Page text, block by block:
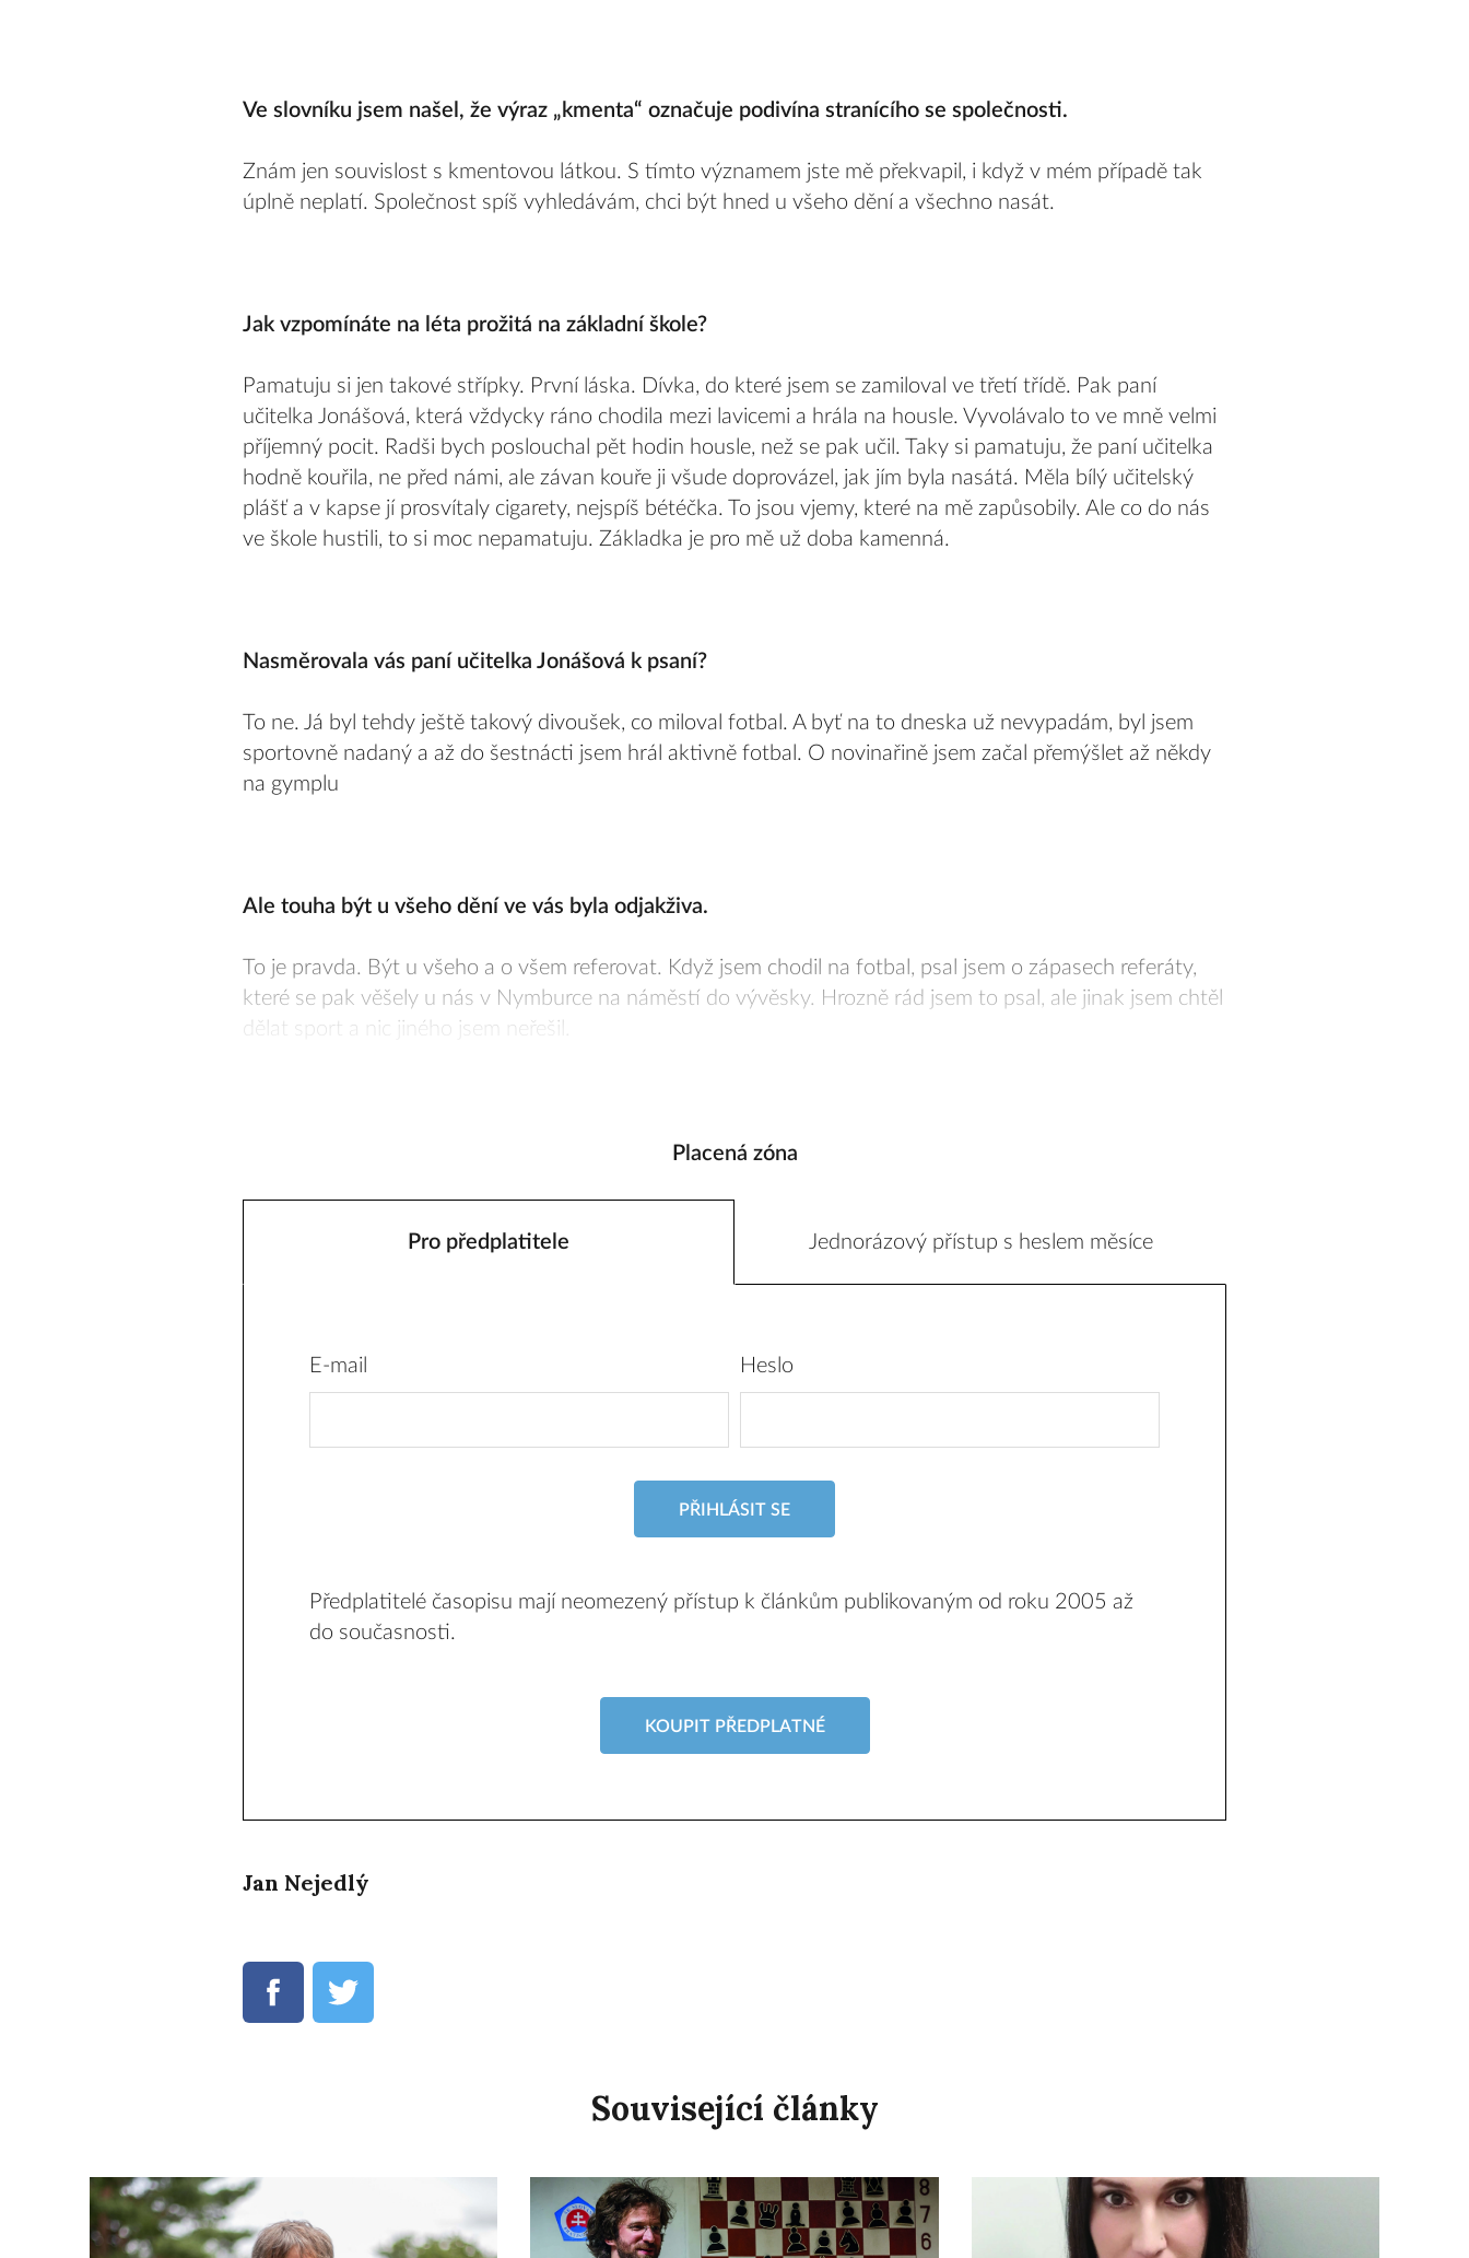
Ve slovníku jsem našel, že výraz „kmenta“ označuje podivína stranícího se společnosti.
Znám jen souvislost s kmentovou látkou. S tímto významem jste mě překvapil, i když v mém případě tak
úplně neplatí. Společnost spíš vyhledávám, chci být hned u všeho dění a všechno nasát.
Jak vzpomínáte na léta prožitá na základní škole?
Pamatuju si jen takové střípky. První láska. Dívka, do které jsem se zamiloval ve třetí třídě. Pak paní
učitelka Jonášová, která vždycky ráno chodila mezi lavicemi a hrála na housle. Vyvolávalo to ve mně velmi
příjemný pocit. Radši bych poslouchal pět hodin housle, než se pak učil. Taky si pamatuju, že paní učitelka
hodně kouřila, ne před námi, ale závan kouře ji všude doprovázel, jak jím byla nasátá. Měla bílý učitelský
plášť a v kapse jí prosvítaly cigarety, nejspíš bétéčka. To jsou vjemy, které na mě zapůsobily. Ale co do nás
ve škole hustili, to si moc nepamatuju. Základka je pro mě už doba kamenná.
Nasměrovala vás paní učitelka Jonášová k psaní?
To ne. Já byl tehdy ještě takový divoušek, co miloval fotbal. A byť na to dneska už nevypadám, byl jsem
sportovně nadaný a až do šestnácti jsem hrál aktivně fotbal. O novinařině jsem začal přemýšlet až někdy
na gymplu
Ale touha být u všeho dění ve vás byla odjakživa.
To je pravda. Být u všeho a o všem referovat. Když jsem chodil na fotbal, psal jsem o zápasech referáty,
které se pak věšely u nás v Nymburce na náměstí do vývěsky. Hrozně rád jsem to psal, ale jinak jsem chtěl
dělat sport a nic jiného jsem neřešil.
Placená zóna
Pro předplatitele Jednorázový přístup s heslem měsíce
E-mail Heslo
PŘIHLÁSIT SE
Předplatitelé časopisu mají neomezený přístup k článkům publikovaným od roku 2005 až
do současnosti.
KOUPIT PŘEDPLATNÉ
Jan Nejedlý
Související články